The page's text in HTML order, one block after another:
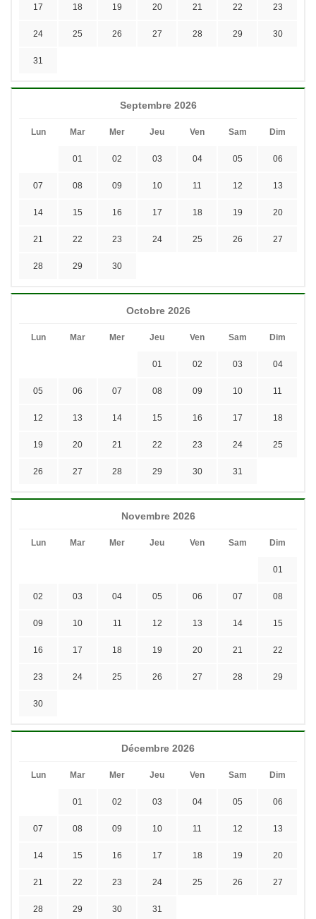
17 18 19 20 21 22 23
24 25 26 27 28 29 30
31
Septembre 2026
Lun Mar Mer Jeu Ven Sam Dim
01 02 03 04 05 06
07 08 09 10 11 12 13
14 15 16 17 18 19 20
21 22 23 24 25 26 27
28 29 30
Octobre 2026
Lun Mar Mer Jeu Ven Sam Dim
01 02 03 04
05 06 07 08 09 10 11
12 13 14 15 16 17 18
19 20 21 22 23 24 25
26 27 28 29 30 31
Novembre 2026
Lun Mar Mer Jeu Ven Sam Dim
01
02 03 04 05 06 07 08
09 10 11 12 13 14 15
16 17 18 19 20 21 22
23 24 25 26 27 28 29
30
Décembre 2026
Lun Mar Mer Jeu Ven Sam Dim
01 02 03 04 05 06
07 08 09 10 11 12 13
14 15 16 17 18 19 20
21 22 23 24 25 26 27
28 29 30 31